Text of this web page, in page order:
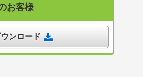
お客様
ンロード